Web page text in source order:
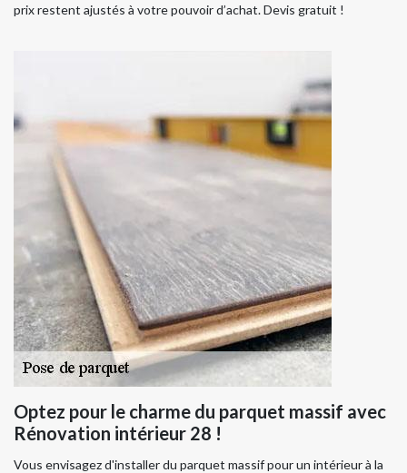
prix restent ajustés à votre pouvoir d’achat. Devis gratuit !
Optez pour le charme du parquet massif avec
Rénovation intérieur 28 !
Vous envisagez d'installer du parquet massif pour un intérieur à la